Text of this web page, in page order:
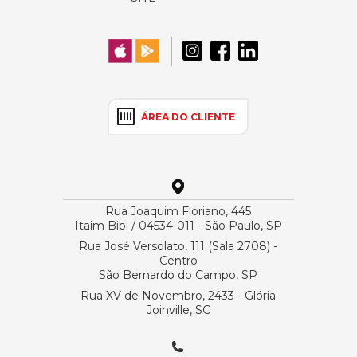
ÁREA DO CLIENTE
Rua Joaquim Floriano, 445
Itaim Bibi / 04534-011 - São Paulo, SP
Rua José Versolato, 111 (Sala 2708) -
Centro
São Bernardo do Campo, SP
Rua XV de Novembro, 2433 - Glória
Joinville, SC